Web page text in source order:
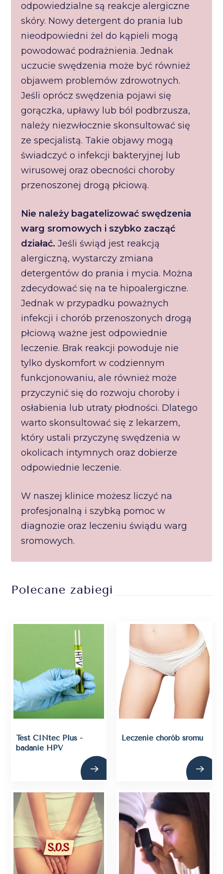
odpowiedzialne są reakcje alergiczne
skóry. Nowy detergent do prania lub
nieodpowiedni żel do kąpieli mogą
powodować podrażnienia. Jednak
uczucie swędzenia może być również
objawem problemów zdrowotnych.
Jeśli oprócz swędzenia pojawi się
gorączka, upławy lub ból podbrzusza,
należy niezwłocznie skonsultować się
ze specjalistą. Takie objawy mogą
świadczyć o infekcji bakteryjnej lub
wirusowej oraz obecności choroby
przenoszonej drogą płciową.
Nie należy bagatelizować swędzenia
warg sromowych i szybko zacząć
działać. Jeśli świąd jest reakcją
alergiczną, wystarczy zmiana
detergentów do prania i mycia. Można
zdecydować się na te hipoalergiczne.
Jednak w przypadku poważnych
infekcji i chorób przenoszonych drogą
płciową ważne jest odpowiednie
leczenie. Brak reakcji powoduje nie
tylko dyskomfort w codziennym
funkcjonowaniu, ale również może
przyczynić się do rozwoju choroby i
osłabienia lub utraty płodności. Dlatego
warto skonsultować się z lekarzem,
który ustali przyczynę swędzenia w
okolicach intymnych oraz dobierze
odpowiednie leczenie.
W naszej klinice możesz liczyć na
profesjonalną i szybką pomoc w
diagnozie oraz leczeniu świądu warg
sromowych.
Polecane zabiegi
Test CINtec Plus -
badanie HPV
Leczenie chorób sromu